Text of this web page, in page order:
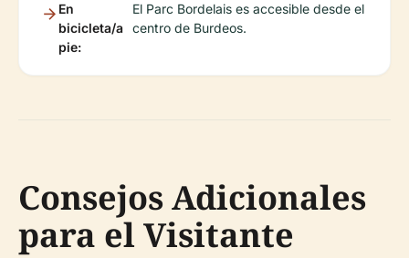
En
bicicleta/a
pie:
El Parc Bordelais es accesible desde el
centro de Burdeos.
Consejos Adicionales
para el Visitante